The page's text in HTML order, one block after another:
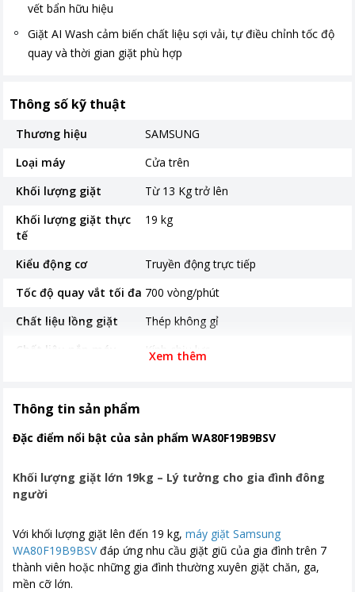
vết bẩn hữu hiệu
Giặt AI Wash cảm biến chất liệu sợi vải, tự điều chỉnh tốc độ
quay và thời gian giặt phù hợp
Thông số kỹ thuật
Thương hiệu
SAMSUNG
Loại máy
Cửa trên
Khối lượng giặt
Từ 13 Kg trở lên
Khối lượng giặt thực
tế
19 kg
Kiểu động cơ
Truyền động trực tiếp
Tốc độ quay vắt tối đa 700 vòng/phút
Chất liệu lồng giặt
Thép không gỉ
Chất liệu nắp máy
Kính chịu lực
Thời gian bảo hành
Nơi sản xuất
Thái Lan
Kích thước, khối lượng
Công nghệ giặt
-VRT Plus ™ giảm rung ồn -Giặt hơi
nước Hygiene Steam diệt 99.9% vi
khuẩn -AI Wash -Công nghệ Intensive
Xem thêm
Thông tin sản phẩm
Đặc điểm nổi bật của sản phẩm WA80F19B9BSV
Khối lượng giặt lớn 19kg – Lý tưởng cho gia đình đông
người
Với khối lượng giặt lên đến 19 kg, máy giặt Samsung
WA80F19B9BSVđáp ứng nhu cầu giặt giũ của gia đình trên 7
thành viên hoặc những gia đình thường xuyên giặt chăn, ga,
mền cỡ lớn.